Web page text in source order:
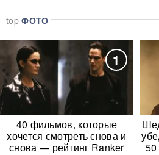
topФОТО
1
40 фильмов, которые
хочется смотреть снова и
снова — рейтинг Ranker